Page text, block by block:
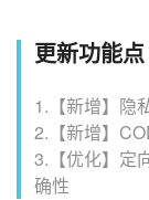
更新功能点
1.【新增】隐
2.【新增】
3.【优化】定
确性